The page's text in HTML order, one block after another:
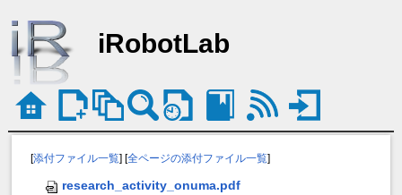
iRobotLab
[添付ファイル一覧] [全ページの添付ファイル一覧]
research_activity_onuma.pdf